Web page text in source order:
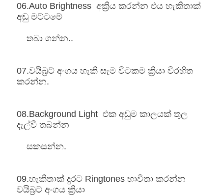
06.Auto Brightness  අක්‍රිය කරන්න එය හැකිතාක්
අඩු මට්ටමේ
    තබා ගන්න..
07.වයිබ්‍රට් අංගය හැකි සැම විටකම ක්‍රියා විරහිත
කරන්න.
08.Background Light  එක අඩුම කාලයක් තුල
දැල්වී තබන්න
    සකසන්න.
09.හැකිතාක් දුරට Ringtones භාවිතා කරන්න
වයිබ්‍රට් අංගය ක්‍රියා